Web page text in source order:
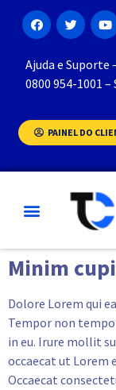
Ajuda e Suporte
0800 954-1001
PAINEL DO
Minim
Dolore Lorem qui
Tempor non
in eu. Irure mollit
occaecat ut Lorem
Occaecat